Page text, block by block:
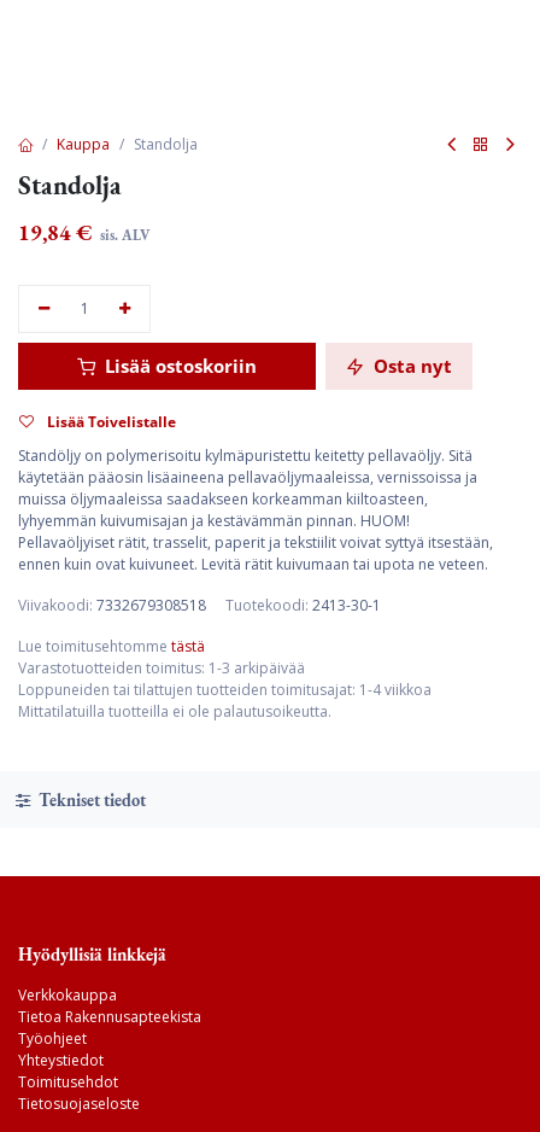
Kauppa Standolja
Standolja
19,84€ sis. ALV
Lisää ostoskoriin Osta nyt
Lisää Toivelistalle
Standöljy on polymerisoitu kylmäpuristettu keitetty pellavaöljy. Sitä
käytetään pääosin lisäaineena pellavaöljymaaleissa, vernissoissa ja
muissa öljymaaleissa saadakseen korkeamman kiiltoasteen,
lyhyemmän kuivumisajan ja kestävämmän pinnan. HUOM!
Pellavaöljyiset rätit, trasselit, paperit ja tekstiilit voivat syttyä itsestään,
ennen kuin ovat kuivuneet. Levitä rätit kuivumaan tai upota ne veteen.
Viivakoodi: 7332679308518 Tuotekoodi: 2413-30-1
Lue toimitusehtomme tästä
Varastotuotteiden toimitus: 1-3 arkipäivää
Loppuneiden tai tilattujen tuotteiden toimitusajat: 1-4 viikkoa
Mittatilatuilla tuotteilla ei ole palautusoikeutta.
Tekniset tiedot
Hyödyllisiä linkkejä
Verkkokauppa
Tietoa Rakennusapteekista
Työohjeet
Yhteystiedot
Toimitusehdot
Tietosuojaseloste